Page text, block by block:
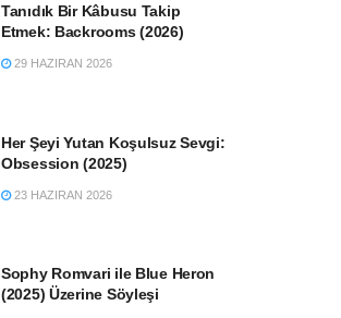
Tanıdık Bir Kâbusu Takip
Etmek: Backrooms (2026)
29 HAZIRAN 2026
Her Şeyi Yutan Koşulsuz Sevgi:
Obsession (2025)
23 HAZIRAN 2026
Sophy Romvari ile Blue Heron
(2025) Üzerine Söyleşi